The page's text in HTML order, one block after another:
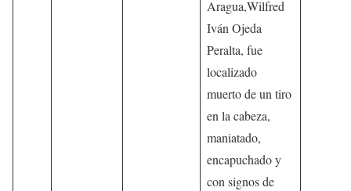
Aragua,Wilfred
Iván Ojeda
Peralta, fue
localizado
muerto de un tiro
en la cabeza,
maniatado,
encapuchado y
con signos de